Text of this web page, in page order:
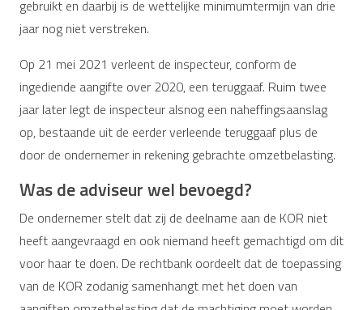
gebruikt en daarbij is de wettelijke minimumtermijn van drie
jaar nog niet verstreken.
Op 21 mei 2021 verleent de inspecteur, conform de
ingediende aangifte over 2020, een teruggaaf. Ruim twee
jaar later legt de inspecteur alsnog een naheffingsaanslag
op, bestaande uit de eerder verleende teruggaaf plus de
door de ondernemer in rekening gebrachte omzetbelasting.
Was de adviseur wel bevoegd?
De ondernemer stelt dat zij de deelname aan de KOR niet
heeft aangevraagd en ook niemand heeft gemachtigd om dit
voor haar te doen. De rechtbank oordeelt dat de toepassing
van de KOR zodanig samenhangt met het doen van